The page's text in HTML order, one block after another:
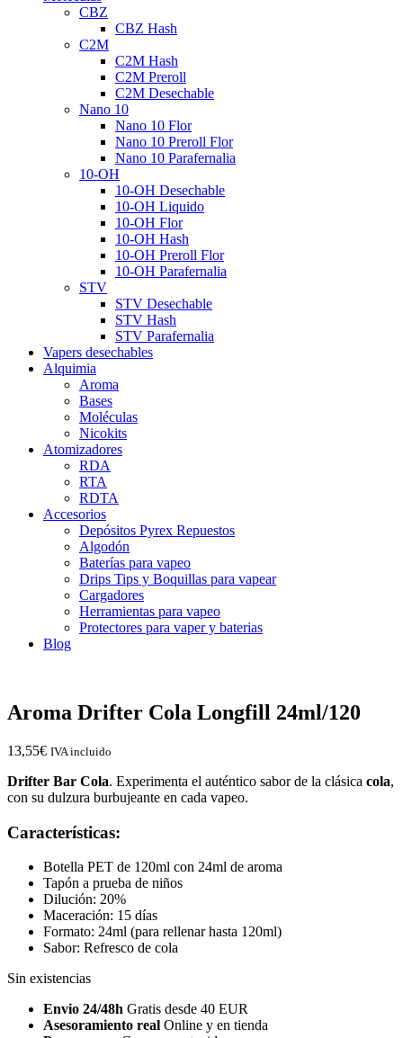
CBZ
CBZ Hash
C2M
C2M Hash
C2M Preroll
C2M Desechable
Nano 10
Nano 10 Flor
Nano 10 Preroll Flor
Nano 10 Parafernalia
10-OH
10-OH Desechable
10-OH Liquido
10-OH Flor
10-OH Hash
10-OH Preroll Flor
10-OH Parafernalia
STV
STV Desechable
STV Hash
STV Parafernalia
Vapers desechables
Alquimia
Aroma
Bases
Moléculas
Nicokits
Atomizadores
RDA
RTA
RDTA
Accesorios
Depósitos Pyrex Repuestos
Algodón
Baterías para vapeo
Drips Tips y Boquillas para vapear
Cargadores
Herramientas para vapeo
Protectores para vaper y baterias
Blog
Aroma Drifter Cola Longfill 24ml/120
13,55€ IVA incluido
Drifter Bar Cola. Experimenta el auténtico sabor de la clásica cola,
con su dulzura burbujeante en cada vapeo.
Características:
Botella PET de 120ml con 24ml de aroma
Tapón a prueba de niños
Dilución: 20%
Maceración: 15 días
Formato: 24ml (para rellenar hasta 120ml)
Sabor: Refresco de cola
Sin existencias
Envio 24/48h Gratis desde 40 EUR
Asesoramiento real Online y en tienda